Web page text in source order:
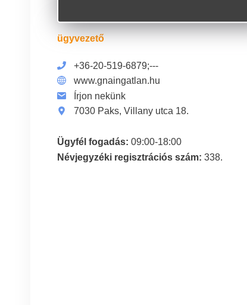
ügyvezető
+36-20-519-6879;---
www.gnaingatlan.hu
Írjon nekünk
7030 Paks, Villany utca 18.
Ügyfél fogadás: 09:00-18:00
Névjegyzéki regisztrációs szám: 338.